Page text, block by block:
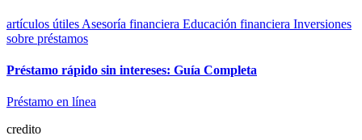
artículos útiles Asesoría financiera Educación financiera Inversiones
sobre préstamos
Préstamo rápido sin intereses: Guía Completa
Préstamo en línea
credito